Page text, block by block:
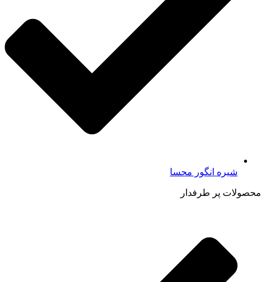
شیره انگور محسا
محصولات پر طرفدار